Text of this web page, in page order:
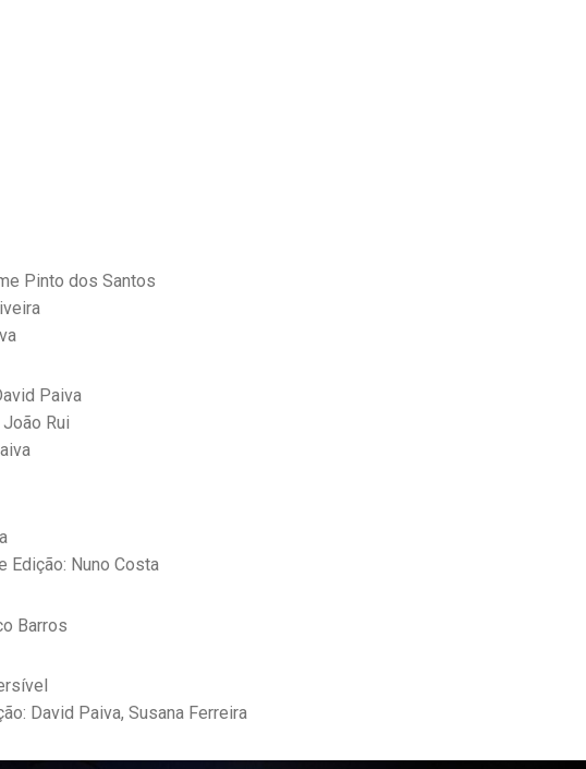
Pinto dos Santos
Paiva
Rui
Edição: Nuno Costa
Barros
David Paiva, Susana Ferreira